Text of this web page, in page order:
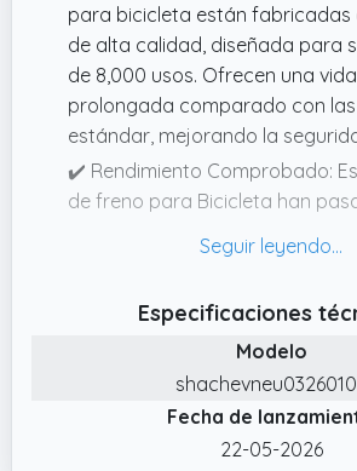
para bicicleta están fabricadas
de alta calidad, diseñada para
de 8,000 usos. Ofrecen una
prolongada comparado con
estándar, mejorando la
✔️ Rendimiento Comprobado:
de freno para Bicicleta han
respuesta de frenado incluso
colinas empinadas, con
recomendados cada 4,000 millas.
✔️ Frenado Aerodinámico:
para Bicicleta diseño curvado
el drenaje del agua, arena y
Especificaciones
Modelo
Fecha de
22-05-2026